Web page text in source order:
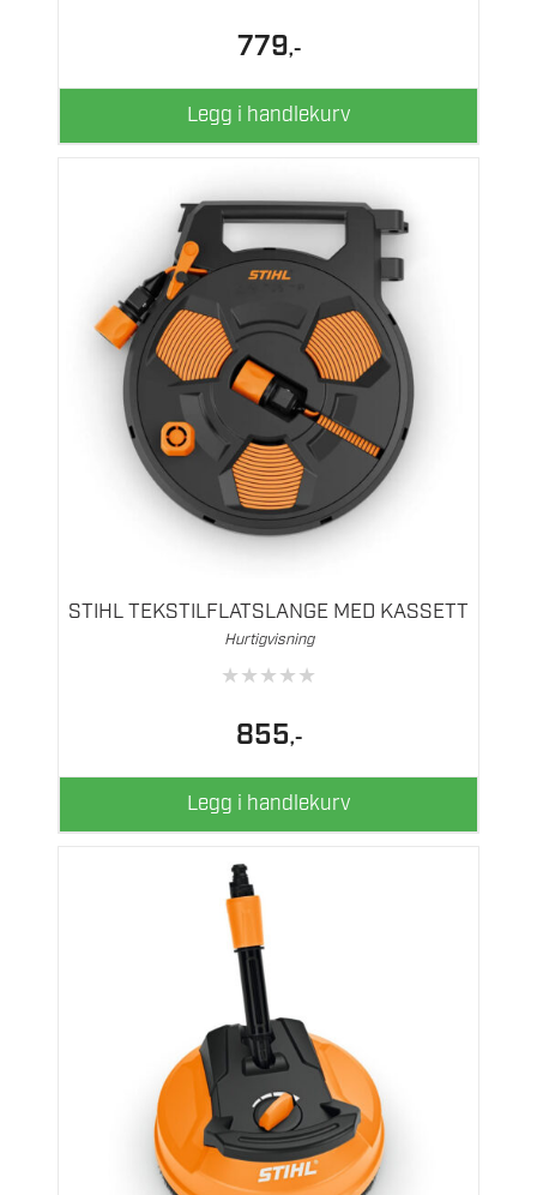
779,-
Legg i handlekurv
STIHL TEKSTILFLATSLANGE MED KASSETT
Hurtigvisning
★★★★★
855,-
Legg i handlekurv